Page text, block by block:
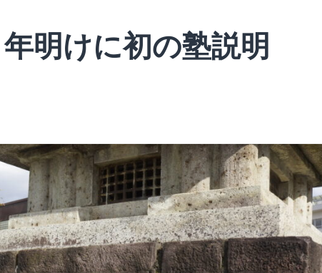
明けに初の塾説明